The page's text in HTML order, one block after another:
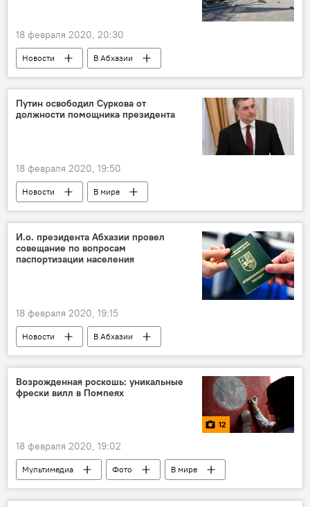
18 февраля 2020, 20:30
Новости В Абхазии
Путин освободил Суркова от
должности помощника президента
18 февраля 2020, 19:50
Новости В мире
И.о. президента Абхазии провел
совещание по вопросам
паспортизации населения
18 февраля 2020, 19:15
Новости В Абхазии
Возрожденная роскошь: уникальные
фрески вилл в Помпеях
12
18 февраля 2020, 19:02
Мультимедиа Фото В мире